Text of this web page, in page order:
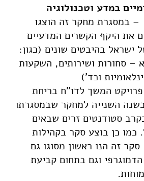
במדע וטכנולוגיה
– במסגרת מחקר זה הוצגו
את היקף הקשרים המדעיים
ישראל בהיבטים שונים (כגון:
– סחורות ושירותים, השקעות
וכד')
המשך לדו"ח בריחת
השנייה למחקר שבמסגרתו
סטודנטים זרים שבאים
כמו כן בוצע סקר בקהילות
סקר זה הנו ראשון מסוגו גם
וגם בתחום קביעת